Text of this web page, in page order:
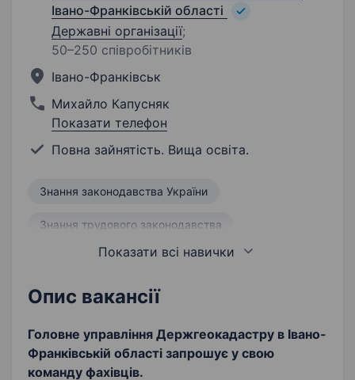
Івано-Франківській області
Державні організації;
50–250 співробітників
Івано-Франківськ
Михайло Капусняк
Показати телефон
Повна зайнятість. Вища освіта.
Знання законодавства України
Знання трудового законодавства
Відповідальність Управління персоналом
Відкритість Доброчесність
Показати всі навички
Опис вакансії
Головне управління Держгеокадастру в Івано-
Франківській області запрошує у свою
команду фахівців.